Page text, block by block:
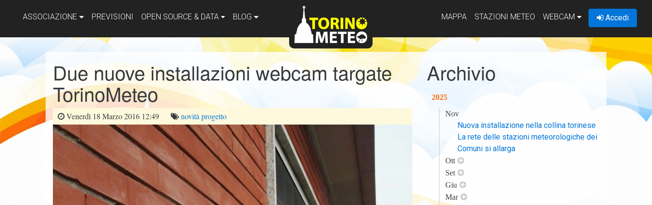
ASSOCIAZIONE PREVISIONI OPEN SOURCE & DATA BLOG MAPPA STAZIONI METEO WEBCAM Accedi
Due nuove installazioni webcam targate
TorinoMeteo
Venerdì 18 Marzo 2016 12:49 novità progetto
Archivio
2025
Nov
Nuova installazione nella collina torinese
La rete delle stazioni meteorologiche dei
Comuni si allarga
Ott
Set
Giu
Mar